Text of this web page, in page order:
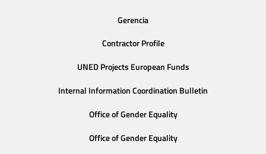
Gerencia
Contractor Profile
UNED Projects European Funds
Internal Information Coordination Bulletin
Office of Gender Equality
Office of Gender Equality